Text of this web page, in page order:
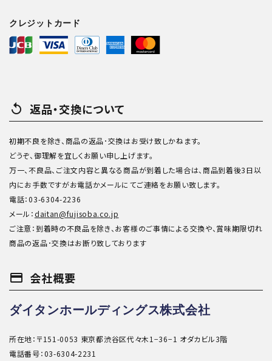
クレジットカード
replay 返品・交換について
初期不良を除き、商品の返品･交換はお受け致しかねます。
どうぞ、御理解を宜しくお願い申し上げます。
万一、不良品、ご注文内容と異なる商品が到着した場合は、商品到着後3日以
内にお手数ですがお電話かメールにてご連絡をお願い致します。
電話：03-6304-2236
メール：daitan@fujisoba.co.jp
ご注意：到着時の不良品を除き、お客様のご事情による交換や、賞味期限切れ
商品の返品･交換はお断り致しております
payment 会社概要
ダイタンホールディングス株式会社
所在地：〒151-0053 東京都渋谷区代々木1−36−1 オダカビル3階
電話番号：03-6304-2231